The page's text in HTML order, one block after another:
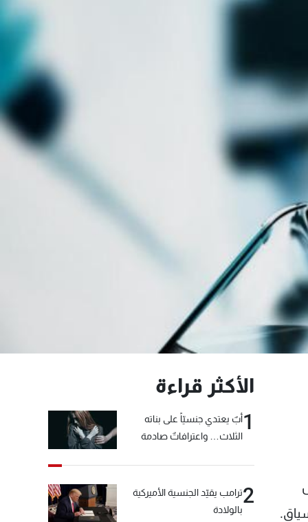
الأكثر قراءة
1أبٌ يعتدي جنسيّاً على بناته
الثلاث… واعترافاتٌ صادمة
2ترامب يقيّد الجنسية الأميركية
بالولادة